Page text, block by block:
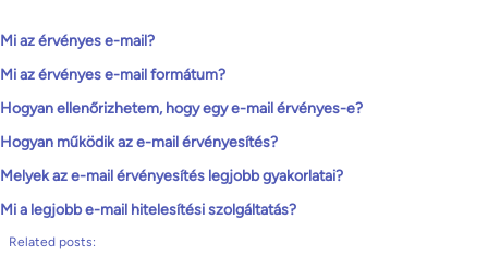
Mi az érvényes e-mail?
Mi az érvényes e-mail formátum?
Hogyan ellenőrizhetem, hogy egy e-mail érvényes-e?
Hogyan működik az e-mail érvényesítés?
Melyek az e-mail érvényesítés legjobb gyakorlatai?
Mi a legjobb e-mail hitelesítési szolgáltatás?
Related posts: